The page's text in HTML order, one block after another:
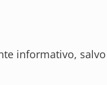
informativo,